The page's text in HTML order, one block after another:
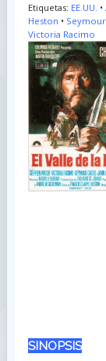
Etiquetas: EE.UU. •
Heston • Seymour
Victoria Racimo
SINOPSIS